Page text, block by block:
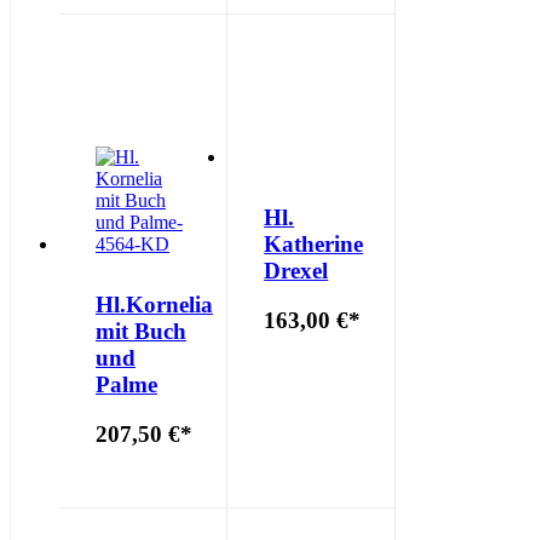
Hl.Kornelia
mit Buch
und
Palme
207,50 €*
Hl.
Katherine
Drexel
163,00 €*